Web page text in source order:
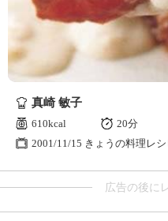
真崎 敏子
610kcal
20分
2001/11/15 きょうの料理レ
広告の後に